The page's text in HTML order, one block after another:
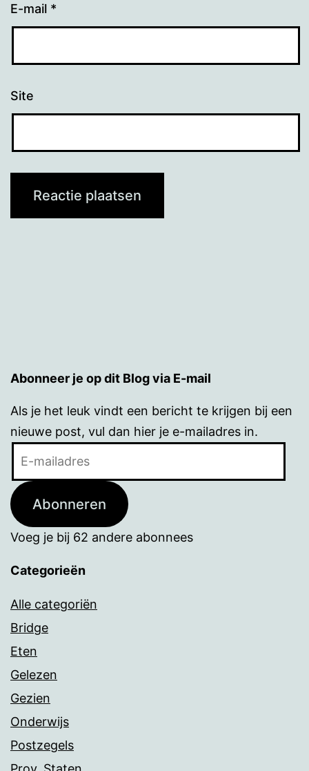
E-mail *
Site
Abonneer je op dit Blog via E-mail
Als je het leuk vindt een bericht te krijgen bij een
nieuwe post, vul dan hier je e-mailadres in.
Abonneren
Voeg je bij 62 andere abonnees
Categorieën
Alle categoriën
Bridge
Eten
Gelezen
Gezien
Onderwijs
Postzegels